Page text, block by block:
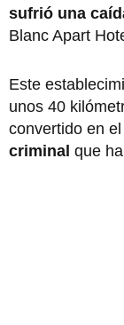
sufrió una
Blanc Apart
Este
unos 40
convertido en el
criminal que